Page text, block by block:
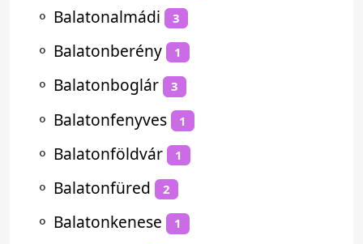
⚬ Balatonalmádi 3
⚬ Balatonberény 1
⚬ Balatonboglár 3
⚬ Balatonfenyves 1
⚬ Balatonföldvár 1
⚬ Balatonfüred 2
⚬ Balatonkenese 1